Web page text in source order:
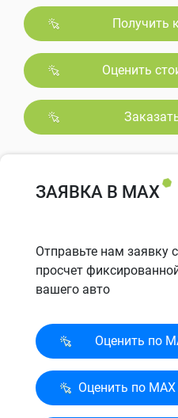
Получить
Оценить
ЗАЯВКА В MAX
Отправьте нам заявку
просчет
вашего авто
Оценить по
Оценить по